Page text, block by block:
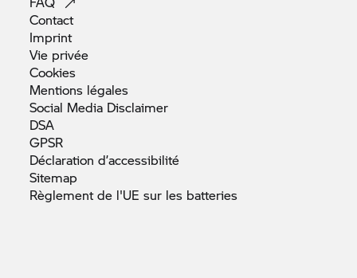
Contact
Imprint
Vie privée
Cookies
Mentions légales
Social Media Disclaimer
DSA
GPSR
Déclarationd’accessibilité
Sitemap
Règlement de l'UE sur les batteries